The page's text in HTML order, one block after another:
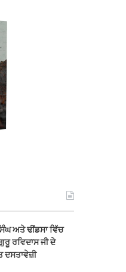
ਅਤੇ ਢੀਂਡਸਾ ਵਿੱਚ
ਰਵਿਦਾਸ ਜੀ ਦੇ
ਦਸਤਾਵੇਜ਼ੀ